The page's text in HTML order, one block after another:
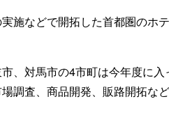
施などで開拓した首都圏のホ
、対馬市の4市町は今年度に入
調査、商品開発、販路開拓など